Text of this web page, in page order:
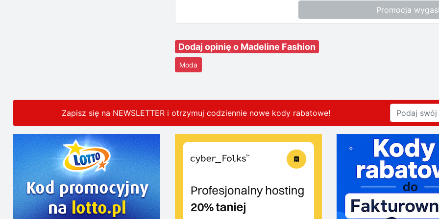
Promocja
Dodaj opinię o Madeline Fashion
Moda
Zapisz się na NEWSLETTER i otrzymuj codziennie nowe kody rabatowe!